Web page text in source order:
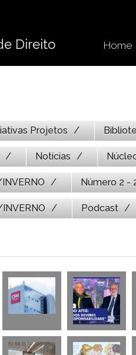
Direito Home
Projetos
Notícias
Número 2 -
Podcast